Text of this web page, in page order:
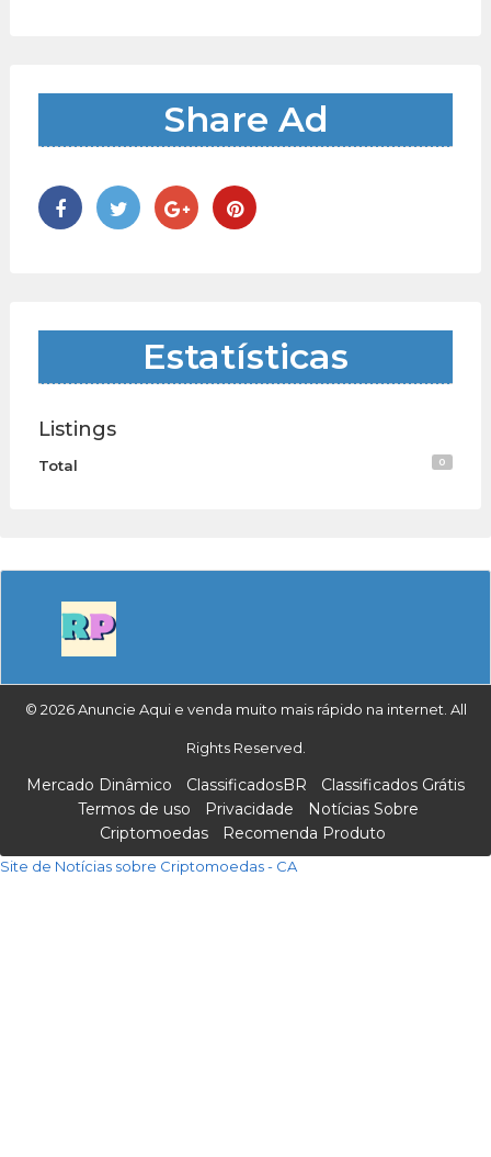
Share Ad
Estatísticas
Listings
Total 0
© 2026 Anuncie Aqui e venda muito mais rápido na internet. All
Rights Reserved.
Mercado Dinâmico ClassificadosBR
Classificados Grátis
Termos de uso
Privacidade
Notícias Sobre
Criptomoedas
Recomenda Produto
Site de Notícias sobre Criptomoedas - CA